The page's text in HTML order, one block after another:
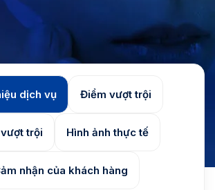
dịch vụ Điểm vượt trội
trội Hình ảnh thực tế
nhận của khách hàng